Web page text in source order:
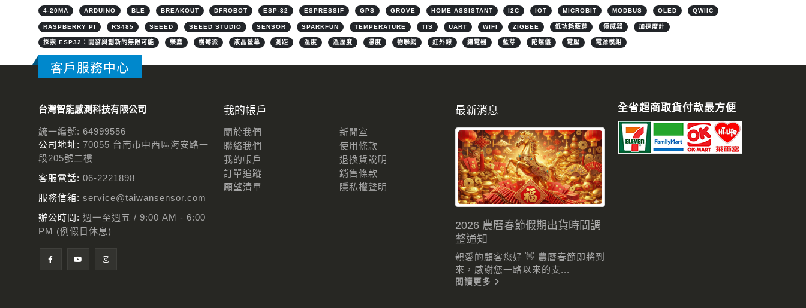
4-20MA ARDUINO BLE BREAKOUT DFROBOT ESP-32 ESPRESSIF GPS GROVE HOME ASSISTANT I2C IOT MICROBIT MODBUS OLED QWIIC
RASPBERRY PI RS485 SEEED SEEED STUDIO SENSOR SPARKFUN TEMPERATURE TIS UART WIFI ZIGBEE 低功耗藍芽 傳感器 加速度計
探索 ESP32：開發與創新的無限可能 樂鑫 樹莓派 液晶螢幕 測距 溫度 溫溼度 濕度 物聯網 紅外線 繼電器 藍芽 陀螺儀 電壓 電源模組
客戶服務中心
台灣智能感測科技有限公司
統一編號: 64999556
公司地址: 70055 台南市中西區海安路一
段205號二樓
客服電話: 06-2221898
服務信箱: service@taiwansensor.com
辦公時間: 週一至週五 / 9:00 AM - 6:00
PM (例假日休息)
我的帳戶
關於我們
聯絡我們
我的帳戶
訂單追蹤
願望清單
新聞室
使用條款
退換貨說明
銷售條款
隱私權聲明
最新消息
2026 農曆春節假期出貨時間調
整通知
親愛的顧客您好 👋 農曆春節即將到
來，感謝您一路以來的支...
閱讀更多
全省超商取貨付款最方便